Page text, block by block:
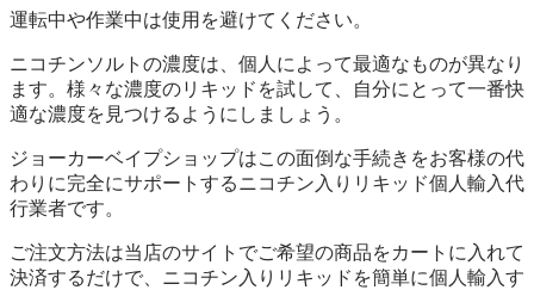
運転中や作業中は使用を避けてください。
ニコチンソルトの濃度は、個人によって最適なものが異なり
ます。様々な濃度のリキッドを試して、自分にとって一番快
適な濃度を見つけるようにしましょう。
ジョーカーベイプショップはこの面倒な手続きをお客様の代
わりに完全にサポートするニコチン入りリキッド個人輸入代
行業者です。
ご注文方法は当店のサイトでご希望の商品をカートに入れて
決済するだけで、ニコチン入りリキッドを簡単に個人輸入す